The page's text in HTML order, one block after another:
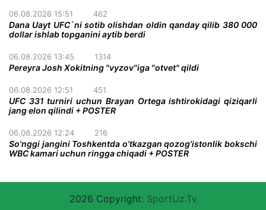
06.08.2026 15:51 462
Dana Uayt UFC`ni sotib olishdan oldin qanday qilib 380 000
dollar ishlab topganini aytib berdi
06.08.2026 13:45 1314
Pereyra Josh Xokitning "vyzov"iga "otvet" qildi
06.08.2026 12:51 451
UFC 331 turniri uchun Brayan Ortega ishtirokidagi qiziqarli
jang elon qilindi + POSTER
06.08.2026 12:24 216
So'nggi jangini Toshkentda o'tkazgan qozog'istonlik bokschi
WBC kamari uchun ringga chiqadi + POSTER
2026 Copyright: SportUz.Tv